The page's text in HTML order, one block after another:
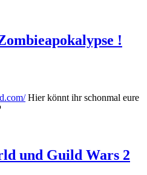
!
Hier könnt ihr schonmal eure
und Guild Wars 2